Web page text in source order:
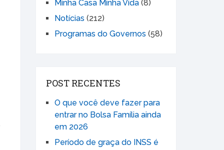
Minha Casa Minha Vida (8)
Notícias (212)
Programas do Governos (58)
POST RECENTES
O que você deve fazer para
entrar no Bolsa Família ainda
em 2026
Período de graça do INSS é